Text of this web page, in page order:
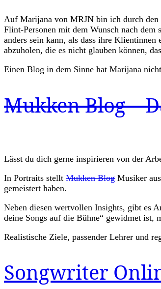
Auf Marijana von MRJN bin ich durch den
Flint-Personen mit dem Wunsch nach
anders sein kann, als dass ihre
abzuholen, die es nicht glauben können,
Einen Blog in dem Sinne hat Marijana
Mukken Blog –
Lässt du dich gerne inspirieren von der
In Portraits stellt Mukken Blog Musiker
gemeistert haben.
Neben diesen wertvollen Insights, gibt es
deine Songs auf die Bühne“ gewidmet ist,
Realistische Ziele, passender Lehrer und
Songwriter